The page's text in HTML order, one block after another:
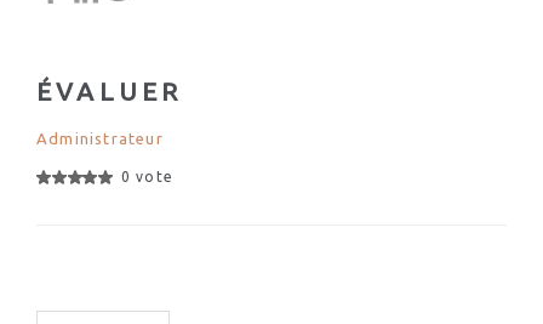
ÉVALUER
Administrateur
0 vote